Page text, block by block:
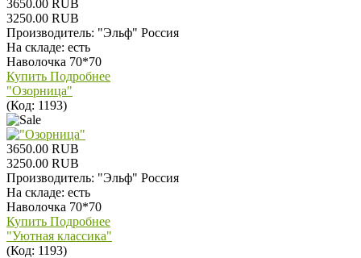
3650.00 RUB
3250.00 RUB
Производитель: "Эльф" Россия
На складе: есть
Наволочка 70*70
Купить Подробнее
"Озорница"
(Код: 1193)
3650.00 RUB
3250.00 RUB
Производитель: "Эльф" Россия
На складе: есть
Наволочка 70*70
Купить Подробнее
"Уютная классика"
(Код: 1193)